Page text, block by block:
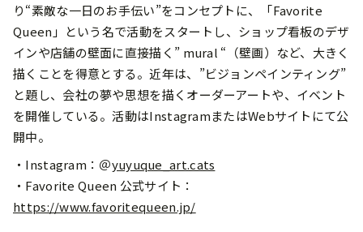
り“素敵な一日のお手伝い”をコンセプトに、「Favorite
Queen」という名で活動をスタートし、ショップ看板のデザ
インや店舗の壁面に直接描く” mural “（壁画）など、大きく
描くことを得意とする。近年は、”ビジョンペインティング”
と題し、会社の夢や思想を描くオーダーアートや、イベント
を開催している。活動はInstagramまたはWebサイトにて公
開中。
・Instagram：＠yuyuque_art.cats
・Favorite Queen 公式サイト：
https://www.favoritequeen.jp/